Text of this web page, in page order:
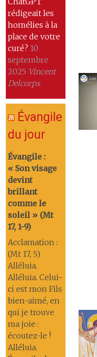
rédigeait les
homélies à la
place de votre
curé? 10
septembre
2025 Vincent
Delcorps
Évangile
du jour
Évangile :
« Son visage
devint
brillant
comme le
soleil » (Mt
17, 1-9)
Acclamation :
(Mt 17, 5)
Alléluia.
Alléluia. Celui-
ci est mon Fils
bien-aimé, en
qui je trouve
ma joie :
écoutez-le !
Alléluia.